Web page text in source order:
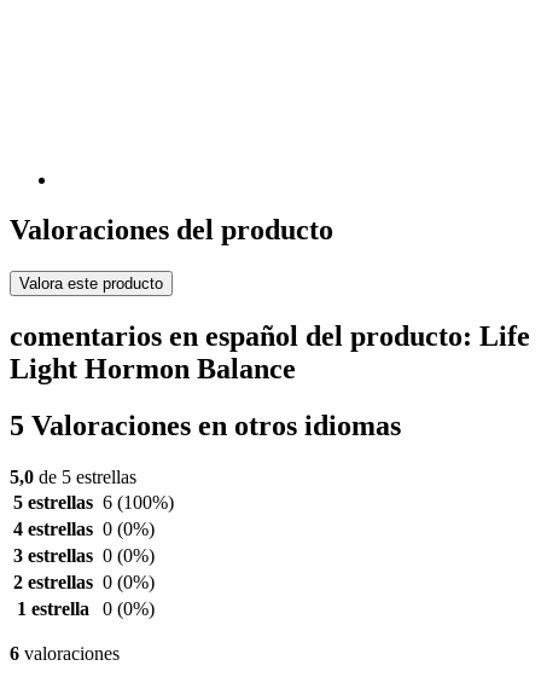
Valoraciones del producto
Valora este producto
comentarios en español del producto: Life
Light Hormon Balance
5 Valoraciones en otros idiomas
5,0 de 5 estrellas
5 estrellas 6 (100%)
4 estrellas 0 (0%)
3 estrellas 0 (0%)
2 estrellas 0 (0%)
1 estrella
0 (0%)
6 valoraciones